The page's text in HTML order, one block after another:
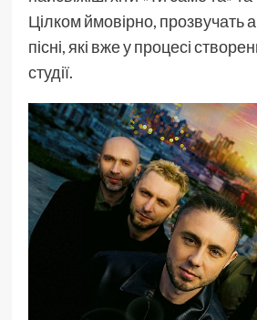
Цілком ймовірно, прозвучать
пісні, які вже у процесі
студії.